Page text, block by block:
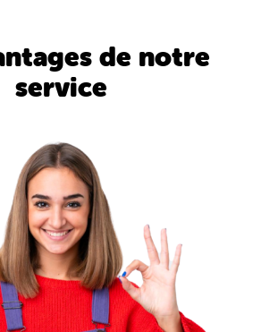
de notre
service